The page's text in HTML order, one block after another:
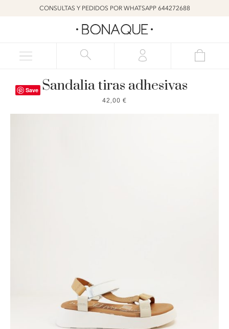
CONSULTAS Y PEDIDOS POR WHATSAPP 644272688
Sandalia tiras adhesivas
42,00 €
Save